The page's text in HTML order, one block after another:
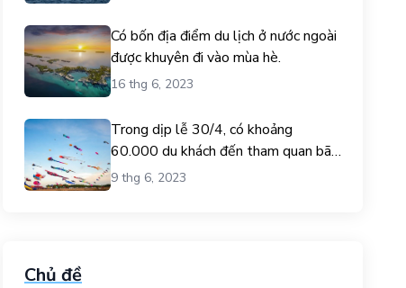
Có bốn địa điểm du lịch ở nước ngoài
được khuyên đi vào mùa hè.
16 thg 6, 2023
Trong dịp lễ 30/4, có khoảng
60.000 du khách đến tham quan bãi
biển Gò Công.
9 thg 6, 2023
Chủ đề